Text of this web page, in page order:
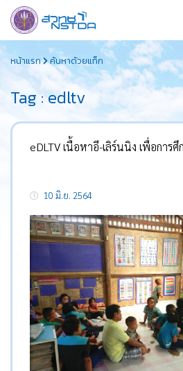
to
content
หน้าแรก ค้นหาด้วยแท็ก
Tag : edltv
eDLTV เนื้อหาอี-เลิร์นนิง เพื่อการ
10 มิ.ย. 2564